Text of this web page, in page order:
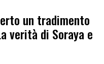
un tradimento
verità di Soraya e